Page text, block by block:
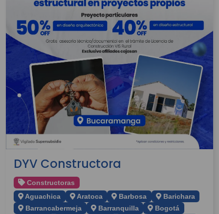
DYV Constructora
Constructoras
Aguachica
Aratoca Barbosa
Barichara
Barrancabermeja
Barranquilla
Bogotá